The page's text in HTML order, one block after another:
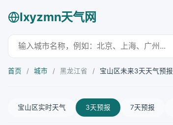
lxyzmn天气网
首页 / 城市 / 黑龙江省 / 宝山区未来3天天气预报
宝山区实时天气 3天预报 7天预报